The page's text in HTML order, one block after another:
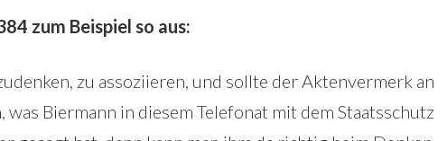
zum Beispiel so aus:
zu assoziieren, und sollte der Aktenvermerk an
Biermann in diesem Telefonat mit dem Staatsschutz